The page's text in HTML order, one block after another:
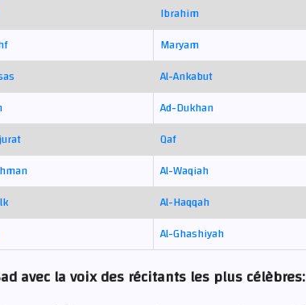
Ibrahim
Maryam
Al-Ankabut
Ad-Dukhan
Qaf
Al-Waqiah
Al-Haqqah
Al-Ghashiyah
avec la voix des récitants les plus célèbres: